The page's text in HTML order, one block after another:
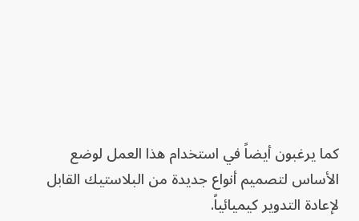
كما يرغبون أيضاً في استخدام هذا العمل لوضع
الأساس لتصميم أنواع جديدة من البلاستيك القابل
لإعادة التدوير كيميائياً.